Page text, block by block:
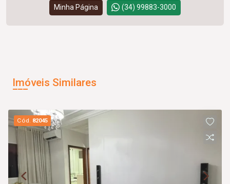
Minha Página (34) 99883-3000
Imóveis Similares
Cód. 82045